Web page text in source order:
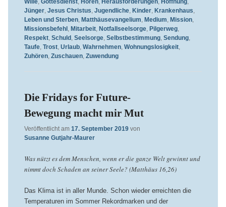
Wille, Gottesdienst, Hören, Herausforderungen, Hoffnung,
Jünger, Jesus Christus, Jugendliche, Kinder, Krankenhaus,
Leben und Sterben, Matthäusevangelium, Medium, Mission,
Missionsbefehl , Mitarbeit, Notfallseelsorge, Pilgerweg,
Respekt, Schuld , Seelsorge, Selbstbestimmung, Sendung,
Taufe, Trost, Urlaub, Wahrnehmen, Wohnungslosigkeit,
Zuhören, Zuschauen, Zuwendung
Die Fridays for Future-
Bewegung macht mir Mut
Veröffentlicht am 17. September 2019 von
Susanne Gutjahr-Maurer
Was nützt es dem Menschen, wenn er die ganze Welt gewinnt und
nimmt doch Schaden an seiner Seele? (Matthäus 16,26)
Das Klima ist in aller Munde. Schon wieder erreichten die
Temperaturen im Sommer Rekordmarken und der